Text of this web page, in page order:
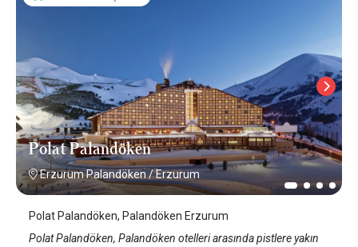
Polat Palandöken
Erzurum Palandöken/Erzurum
Polat Palandöken, Palandöken Erzurum
Polat Palandöken, Palandöken otelleri arasında pistlere yakın